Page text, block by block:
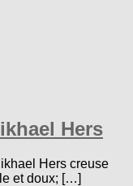
Hers
Hers creuse
et doux; […]